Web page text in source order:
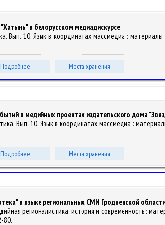
в белорусском медиадискурсе
Вып. 10. Язык в координатах массмедиа :
Подробнее Места хранения
в медийных проектах издательского дома
Вып. 10. Язык в координатах массмедиа :
Подробнее Места хранения
в языке региональных СМИ Гродненской
регионалистика: история и современность :
80.